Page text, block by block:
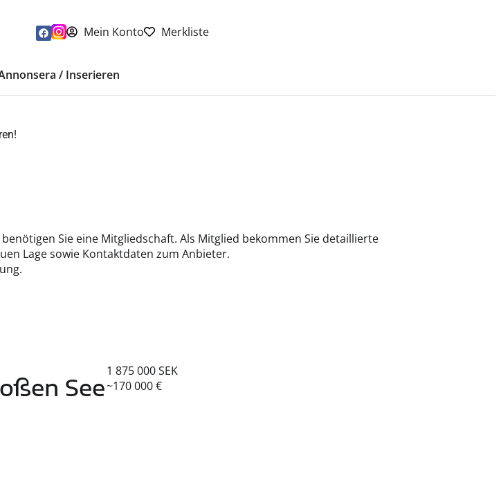
Mein Konto Merkliste
/ Inserieren
Sie eine Mitgliedschaft. Als Mitglied bekommen Sie detaillierte
Lage sowie Kontaktdaten zum Anbieter.
See
1 875 000 SEK
~170 000 €